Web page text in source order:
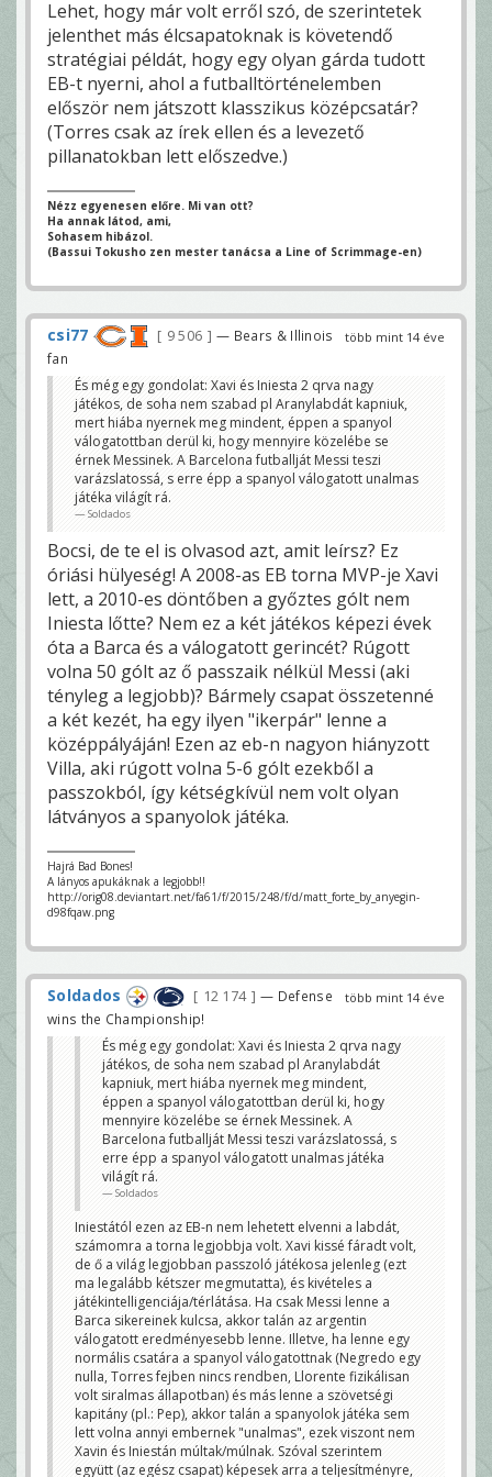
Lehet, hogy már volt erről szó, de szerintetek
jelenthet más élcsapatoknak is követendő
stratégiai példát, hogy egy olyan gárda tudott
EB-t nyerni, ahol a futballtörténelemben
először nem játszott klasszikus középcsatár?
(Torres csak az írek ellen és a levezető
pillanatokban lett előszedve.)
Nézz egyenesen előre. Mi van ott?
Ha annak látod, ami,
Sohasem hibázol.
(Bassui Tokusho zen mester tanácsa a Line of Scrimmage-en)
több mint 14 éve
csi77 9 506
— Bears & Illinois
fan
És még egy gondolat: Xavi és Iniesta 2 qrva nagy
játékos, de soha nem szabad pl Aranylabdát kapniuk,
mert hiába nyernek meg mindent, éppen a spanyol
válogatottban derül ki, hogy mennyire közelébe se
érnek Messinek. A Barcelona futballját Messi teszi
varázslatossá, s erre épp a spanyol válogatott unalmas
játéka világít rá.
Soldados
Bocsi, de te el is olvasod azt, amit leírsz? Ez
óriási hülyeség! A 2008-as EB torna MVP-je Xavi
lett, a 2010-es döntőben a győztes gólt nem
Iniesta lőtte? Nem ez a két játékos képezi évek
óta a Barca és a válogatott gerincét? Rúgott
volna 50 gólt az ő passzaik nélkül Messi (aki
tényleg a legjobb)? Bármely csapat összetenné
a két kezét, ha egy ilyen "ikerpár" lenne a
középpályáján! Ezen az eb-n nagyon hiányzott
Villa, aki rúgott volna 5-6 gólt ezekből a
passzokból, így kétségkívül nem volt olyan
látványos a spanyolok játéka.
Hajrá Bad Bones!
A lányos apukáknak a legjobb!!
http://orig08.deviantart.net/fa61/f/2015/248/f/d/matt_forte_by_anyegin-
d98fqaw.png
több mint 14 éve
Soldados 12 174
— Defense
wins the Championship!
És még egy gondolat: Xavi és Iniesta 2 qrva nagy
játékos, de soha nem szabad pl Aranylabdát
kapniuk, mert hiába nyernek meg mindent,
éppen a spanyol válogatottban derül ki, hogy
mennyire közelébe se érnek Messinek. A
Barcelona futballját Messi teszi varázslatossá, s
erre épp a spanyol válogatott unalmas játéka
világít rá.
Soldados
Iniestától ezen az EB-n nem lehetett elvenni a labdát,
számomra a torna legjobbja volt. Xavi kissé fáradt volt,
de ő a világ legjobban passzoló játékosa jelenleg (ezt
ma legalább kétszer megmutatta), és kivételes a
játékintelligenciája/térlátása. Ha csak Messi lenne a
Barca sikereinek kulcsa, akkor talán az argentin
válogatott eredményesebb lenne. Illetve, ha lenne egy
normális csatára a spanyol válogatottnak (Negredo egy
nulla, Torres fejben nincs rendben, Llorente fizikálisan
volt siralmas állapotban) és más lenne a szövetségi
kapitány (pl.: Pep), akkor talán a spanyolok játéka sem
lett volna annyi embernek "unalmas", ezek viszont nem
Xavin és Iniestán múltak/múlnak. Szóval szerintem
együtt (az egész csapat) képesek arra a teljesítményre,